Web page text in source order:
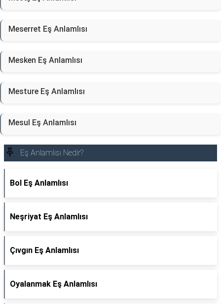
Meserret Eş Anlamlısı
Mesken Eş Anlamlısı
Mesture Eş Anlamlısı
Mesul Eş Anlamlısı
Eş Anlamlısı Nedir?
Bol Eş Anlamlısı
Neşriyat Eş Anlamlısı
Çıvgın Eş Anlamlısı
Oyalanmak Eş Anlamlısı